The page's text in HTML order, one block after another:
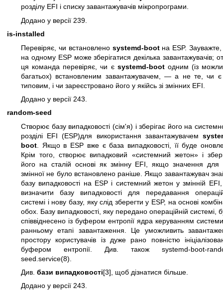
розділу EFI і списку завантажувачів мікропрограми.
Додано у версії 239.
is-installed
Перевіряє, чи встановлено systemd-bootна ESP.
на одному ESP може зберігатися декілька завантажувачів;
ця команда перевіряє, чи є systemd-bootодним (із
багатьох) встановленим завантажувачем, — а не те, чи є
типовим, і чи зареєстровано його у якійсь зі змінних EFI.
Додано у версії 243.
random-seed
Створює базу випадковості (сім'я) і зберігає його на
розділі EFI (ESP)для використання завантажувачем
boot . Якщо в ESP вже є база випадковості, її буде
Крім того, створює випадковий «системний жетон» і
його на сталій основі як змінну EFI, якщо значення для
змінної не було встановлено раніше. Якщо завантажувач
базу випадковості на ESP і системний жетон у змінній EFI,
визначити базу випадковості для передавання
системі і нову базу, яку слід зберегти у ESP, на основі
обох. Базу випадковості, яку передано операційній системі,
співвіднесено із буфером ентропії ядра керуванням
ранньому етапі завантаження. Це уможливить
простору користувачів із дуже рано повністю
буфером ентропії. Див. також systemd-boot-
seed.service(8)
Див. бази випадковості[3], щоб дізнатися більше.
Додано у версії 243.